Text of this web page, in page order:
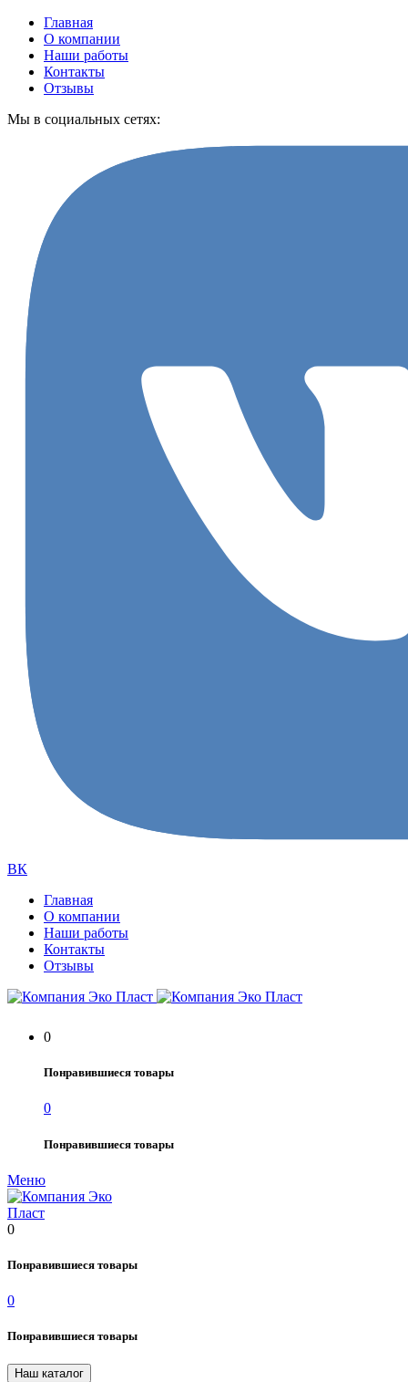
Главная
О компании
Наши работы
Контакты
Отзывы
Мы в социальных сетях:
ВК
Главная
О компании
Наши работы
Контакты
Отзывы
0
Понравившиеся товары
0
Понравившиеся товары
Меню
0
Понравившиеся товары
0
Понравившиеся товары
Наш каталог